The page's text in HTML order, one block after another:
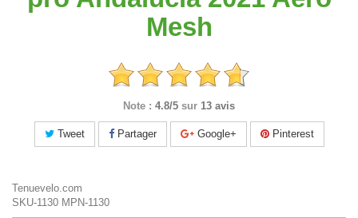
Mesh
Note : 4.8/5 sur 13 avis
Tweet Partager Google+ Pinterest
Tenuevelo.com
SKU-1130 MPN-1130